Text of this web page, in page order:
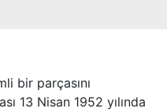
bir parçasını
13 Nisan 1952 yılında